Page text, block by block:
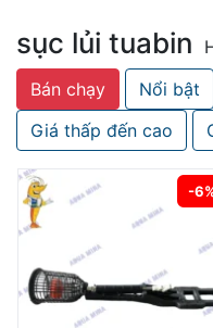
phẩm
Đầu
Phun
Bọt
Khí
Ventek
dẫn
lắp
sục lủi tuabin
Bán chạy
Nổi bật
Giá thấp đến cao
-